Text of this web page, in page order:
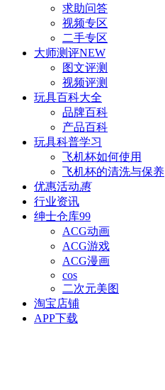
求助问答
视频专区
二手专区
大师测评NEW
图文评测
视频评测
玩具百科大全
品牌百科
产品百科
玩具科普学习
飞机杯如何使用
飞机杯的清洗与保养
优惠活动惠
行业资讯
绅士仓库99
ACG动画
ACG游戏
ACG漫画
cos
二次元美图
淘宝店铺
APP下载